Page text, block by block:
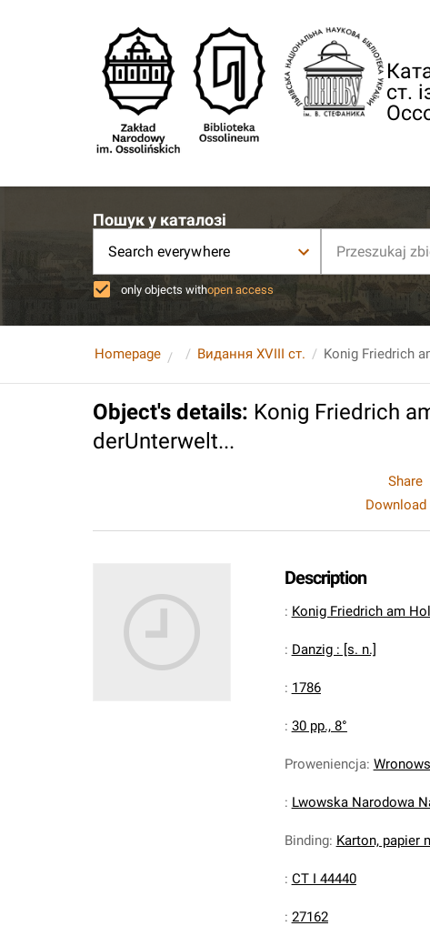
ст.
Пошук у каталозі
Search everywhere
only objects withopen access
Homepage Видання XVIII ст.
Object's details: Konig Friedrich
derUnterwelt...
Share
Description
: Konig Friedrich am
: Danzig : [s. n.]
: 1786
: 30 pp., 8°
Proweniencja:
: Lwowska Narodowa
Binding: Karton, papier
: CT I 44440
: 27162